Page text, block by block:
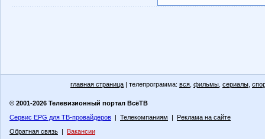
главная страница | телепрограмма: вся фильмы сериалы
© 2001-2026 Телевизионный портал ВсёТВ
Сервис EPG для ТВ-провайдеров | Телекомпаниям | Реклама на сайте
Обратная связь | Вакансии